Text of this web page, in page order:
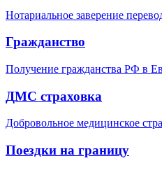
Нотариальное заверение
Гражданство
Получение гражданства РФ в
ДМС страховка
Добровольное медицинское
Поездки на границу